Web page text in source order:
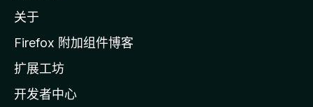
i
l
a
主
关于
Firefox 附加组件博客
扩展工坊
开发者中心